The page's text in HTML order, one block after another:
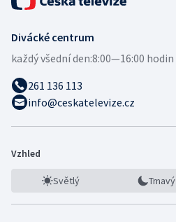
Divácké centrum
každý všední den:8:00—16:00 hodin
261 136 113
info@ceskatelevize.cz
Vzhled
Světlý Tmavý